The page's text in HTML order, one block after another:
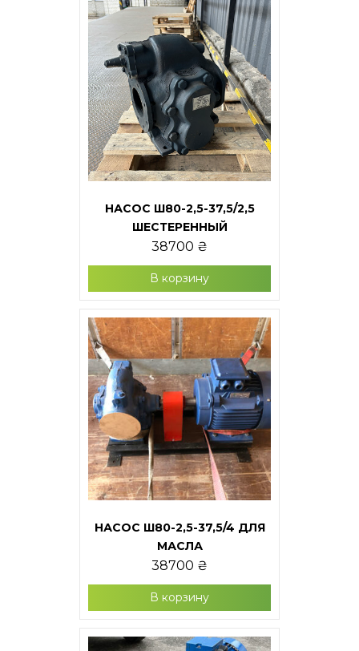
НАСОС Ш80-2,5-37,5/2,5
ШЕСТЕРЕННЫЙ
38700 ₴
В корзину
НАСОС Ш80-2,5-37,5/4 ДЛЯ
МАСЛА
38700 ₴
В корзину